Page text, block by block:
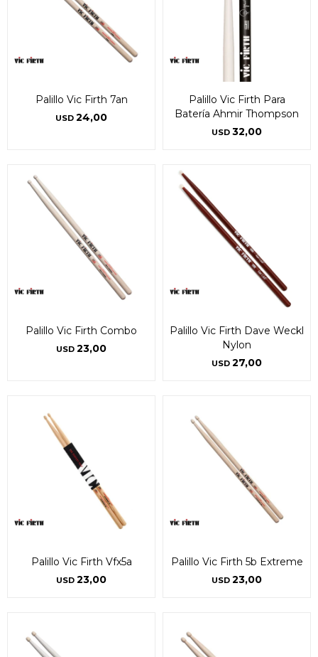
Palillo Vic Firth 7an
USD 24,00
Palillo Vic Firth Para
Batería Ahmir Thompson
USD 32,00
Palillo Vic Firth Combo
USD 23,00
Palillo Vic Firth Dave Weckl
Nylon
USD 27,00
Palillo Vic Firth Vfx5a
USD 23,00
Palillo Vic Firth 5b Extreme
USD 23,00